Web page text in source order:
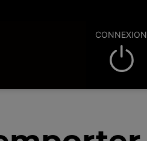
CONNEXION